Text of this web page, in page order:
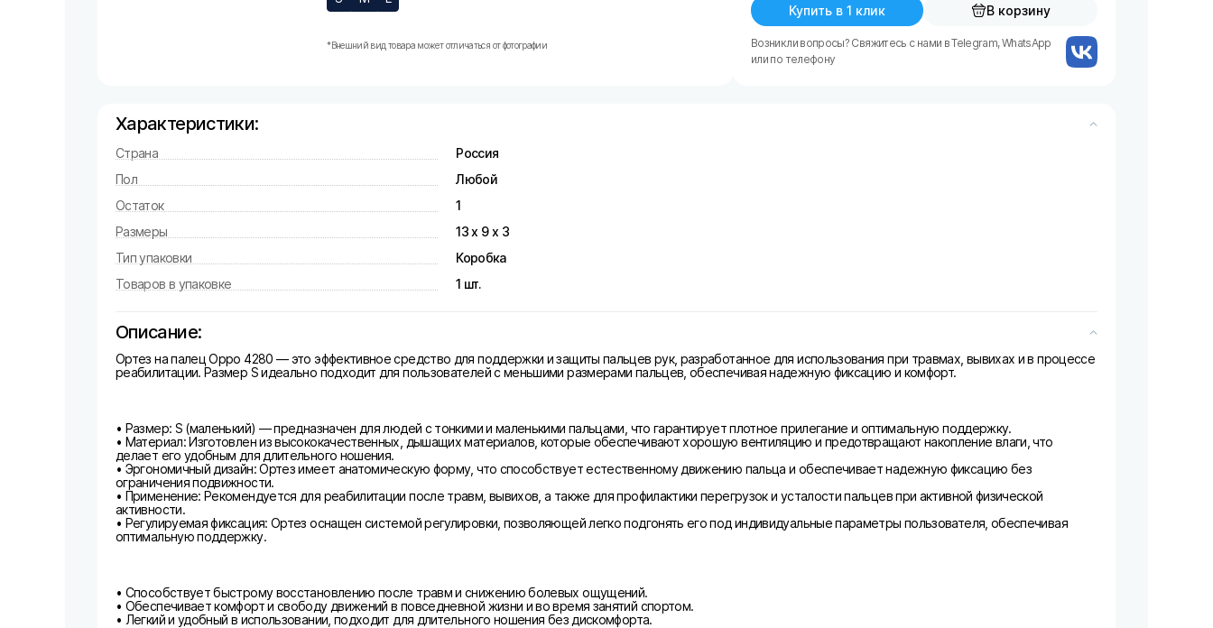
*Внешний вид товара может отличаться от фотографии
Купить в 1 клик В корзину
Возникли вопросы? Свяжитесь с нами в Telegram, WhatsApp
или по телефону
Характеристики:
Страна
Россия
Пол
Любой
Остаток
1
Размеры
13 х 9 х 3
Тип упаковки
Коробка
Товаров в упаковке
1 шт.
Описание:
Ортез на палец Oppo 4280 — это эффективное средство для поддержки и защиты пальцев рук, разработанное для использования при травмах, вывихах и в процессе
реабилитации. Размер S идеально подходит для пользователей с меньшими размерами пальцев, обеспечивая надежную фиксацию и комфорт.
• Размер: S (маленький) — предназначен для людей с тонкими и маленькими пальцами, что гарантирует плотное прилегание и оптимальную поддержку.
• Материал: Изготовлен из высококачественных, дышащих материалов, которые обеспечивают хорошую вентиляцию и предотвращают накопление влаги, что
делает его удобным для длительного ношения.
• Эргономичный дизайн: Ортез имеет анатомическую форму, что способствует естественному движению пальца и обеспечивает надежную фиксацию без
ограничения подвижности.
• Применение: Рекомендуется для реабилитации после травм, вывихов, а также для профилактики перегрузок и усталости пальцев при активной физической
активности.
• Регулируемая фиксация: Ортез оснащен системой регулировки, позволяющей легко подгонять его под индивидуальные параметры пользователя, обеспечивая
оптимальную поддержку.
• Способствует быстрому восстановлению после травм и снижению болевых ощущений.
• Обеспечивает комфорт и свободу движений в повседневной жизни и во время занятий спортом.
• Легкий и удобный в использовании, подходит для длительного ношения без дискомфорта.